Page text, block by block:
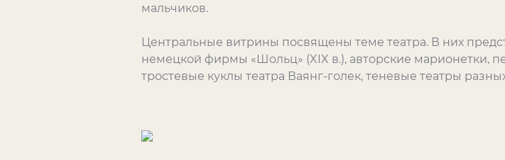
мальчиков.
Центральные витрины посвящены теме театра. В них
немецкой фирмы «Шольц» (XIX в.), авторские марионетки,
тростевые куклы театра Ваянг-голек, теневые театры